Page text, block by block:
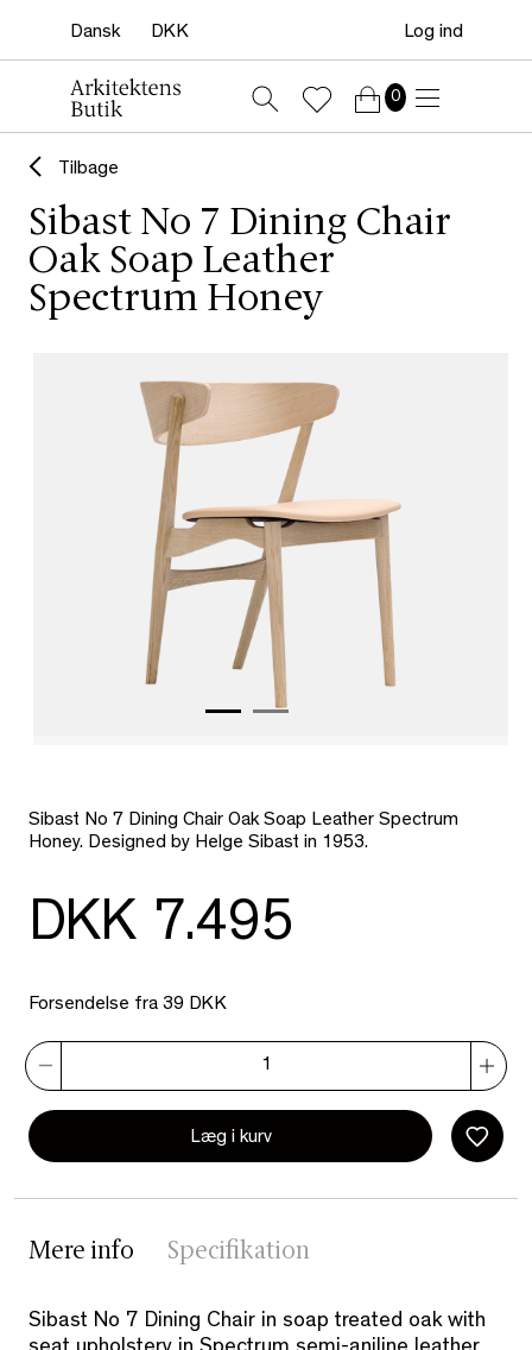
Log ind
0
Tilbage
Sibast No 7 Dining Chair
Oak Soap Leather
Spectrum Honey
Sibast No 7 Dining Chair Oak Soap Leather Spectrum
Honey. Designed by Helge Sibast in 1953.
DKK 7.495
Forsendelse fra 39 DKK
Læg i kurv
Mere info Specifikation
Sibast No 7 Dining Chair in soap treated oak with